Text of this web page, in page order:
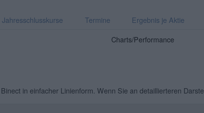
Jahresschlusskurse Termine Ergebnis je Aktie
Charts/Performance
in einfacher Linienform. Wenn Sie an detaillierteren